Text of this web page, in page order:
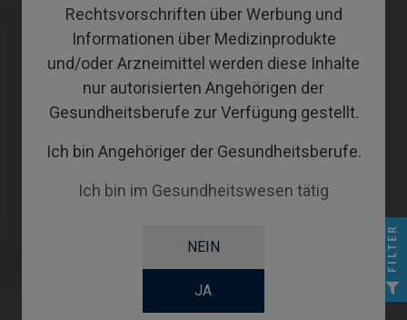
Rechtsvorschriften über Werbung und
Informationen über Medizinprodukte
und/oder Arzneimittel werden diese Inhalte
nur autorisierten Angehörigen der
Gesundheitsberufe zur Verfügung gestellt.
Ich bin Angehöriger der Gesundheitsberufe.
Ich bin im Gesundheitswesen tätig
NEIN
JA
Sweden & Martina® Outlink®
FILTER